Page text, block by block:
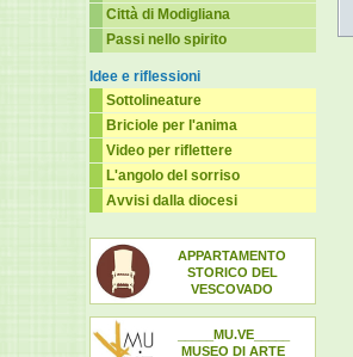
Città di Modigliana
Passi nello spirito
Idee e riflessioni
Sottolineature
Briciole per l'anima
Video per riflettere
L'angolo del sorriso
Avvisi dalla diocesi
APPARTAMENTO
STORICO DEL
VESCOVADO
_____MU.VE_____
MUSEO DI ARTE